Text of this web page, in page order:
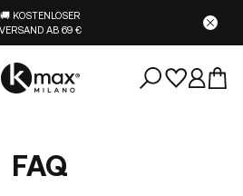
🚚 KOSTENLOSER
VERSAND AB 69 €
FAQ